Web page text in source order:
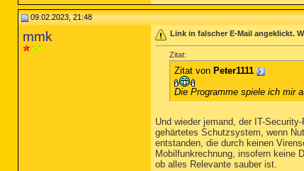
09.02.2023, 21:48
mmk Link in falscher E-Mail angeklickt.
Zitat:
Zitat von Peter1111
Die Programme spiele ich mir
Und wieder jemand, der IT-
gehärtetes Schutzsystem, wenn
entstanden, die durch keinen
Mobilfunkrechnung, insofern keine
ob alles Relevante sauber ist.